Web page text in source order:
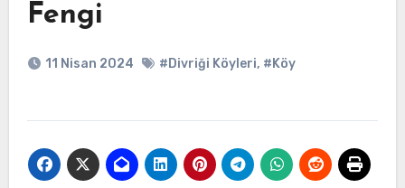
Fengi
11 Nisan 2024 #Divriği Köyleri, #Köy